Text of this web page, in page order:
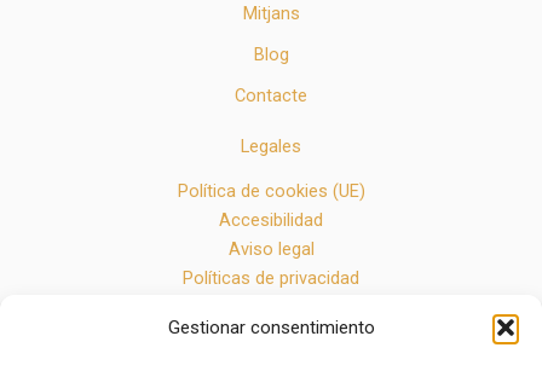
Gestionar consentimiento
Mitjans
Blog
Contacte
Legales
Política de cookies (UE)
Accesibilidad
Aviso legal
Políticas de privacidad